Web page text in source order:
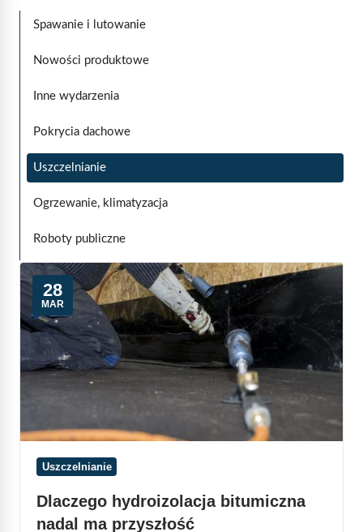
Spawanie i lutowanie
Nowości produktowe
Inne wydarzenia
Pokrycia dachowe
Uszczelnianie
Ogrzewanie, klimatyzacja
Roboty publiczne
28
MAR
Uszczelnianie
Dlaczego hydroizolacja bitumiczna
nadal ma przyszłość